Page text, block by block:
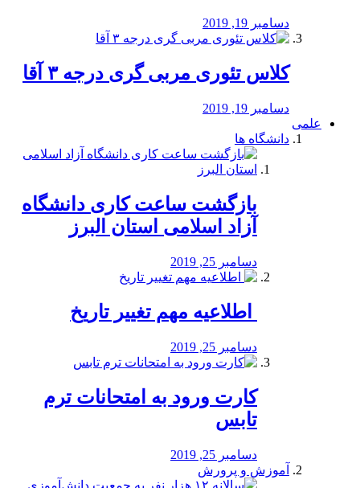
دسامبر 19, 2019
کلاس تئوری مربی گری درجه ۳ آقا
دسامبر 19, 2019
علمی
دانشگاه ها
بازگشت ساعت کاری دانشگاه
آزاد اسلامی استان البرز
دسامبر 25, 2019
️ اطلاعیه مهم تغییر تاریخ
دسامبر 25, 2019
کارت ورود به امتحانات ترم
تابس
دسامبر 25, 2019
آموزش و پرورش